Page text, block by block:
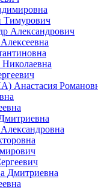
Александрович